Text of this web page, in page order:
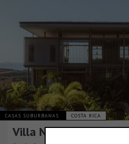
CASAS SUBURBANAS COSTA RICA
Villa Nuri